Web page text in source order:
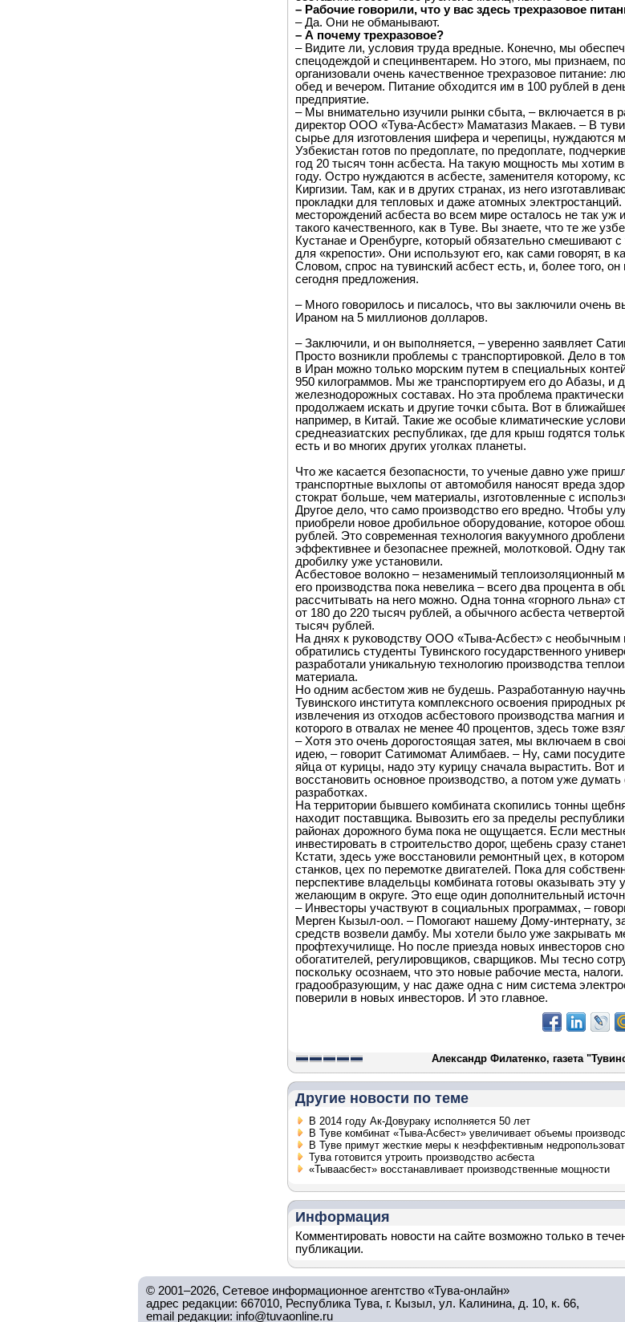
– Рабочие говорили, что у вас здесь трехразовое
– Да. Они не обманывают.
– А почему трехразовое?
– Видите ли, условия труда вредные. Конечно, мы
спецодеждой и специнвентарем. Но этого, мы признаем,
организовали очень качественное трехразовое питание:
обед и вечером. Питание обходится им в 100 рублей в
предприятие.
– Мы внимательно изучили рынки сбыта, – включается в
директор ООО «Тува-Асбест» Маматазиз Макаев. – В
сырье для изготовления шифера и черепицы, нуждаются
Узбекистан готов по предоплате, по предоплате,
год 20 тысяч тонн асбеста. На такую мощность мы хотим
году. Остро нуждаются в асбесте, заменителя которому,
Киргизии. Там, как и в других странах, из него
прокладки для тепловых и даже атомных
месторождений асбеста во всем мире осталось не так уж
такого качественного, как в Туве. Вы знаете, что те же
Кустанае и Оренбурге, который обязательно смешивают
для «крепости». Они используют его, как сами говорят, в
Словом, спрос на тувинский асбест есть, и, более того,
сегодня предложения.
– Много говорилось и писалось, что вы заключили очень
Ираном на 5 миллионов долларов.
– Заключили, и он выполняется, – уверенно заявляет
Просто возникли проблемы с транспортировкой. Дело в
в Иран можно только морским путем в специальных
950 килограммов. Мы же транспортируем его до Абазы, и
железнодорожных составах. Но эта проблема
продолжаем искать и другие точки сбыта. Вот в
например, в Китай. Такие же особые климатические
среднеазиатских республиках, где для крыш годятся
есть и во многих других уголках планеты.
Что же касается безопасности, то ученые давно уже
транспортные выхлопы от автомобиля наносят вреда
стократ больше, чем материалы, изготовленные с
Другое дело, что само производство его вредно. Чтобы
приобрели новое дробильное оборудование, которое
рублей. Это современная технология вакуумного
эффективнее и безопаснее прежней, молотковой. Одну
дробилку уже установили.
Асбестовое волокно – незаменимый теплоизоляционный
его производства пока невелика – всего два процента в
рассчитывать на него можно. Одна тонна «горного льна»
от 180 до 220 тысяч рублей, а обычного асбеста
тысяч рублей.
На днях к руководству ООО «Тыва-Асбест» с необычным
обратились студенты Тувинского государственного
разработали уникальную технологию производства
материала.
Но одним асбестом жив не будешь. Разработанную
Тувинского института комплексного освоения природных
извлечения из отходов асбестового производства магния
которого в отвалах не менее 40 процентов, здесь тоже
– Хотя это очень дорогостоящая затея, мы включаем в
идею, – говорит Сатимомат Алимбаев. – Ну, сами
яйца от курицы, надо эту курицу сначала вырастить. Вот
восстановить основное производство, а потом уже
разработках.
На территории бывшего комбината скопились тонны
находит поставщика. Вывозить его за пределы
районах дорожного бума пока не ощущается. Если
инвестировать в строительство дорог, щебень сразу
Кстати, здесь уже восстановили ремонтный цех, в
станков, цех по перемотке двигателей. Пока для
перспективе владельцы комбината готовы оказывать эту
желающим в округе. Это еще один дополнительный
– Инвесторы участвуют в социальных программах, –
Мерген Кызыл-оол. – Помогают нашему Дому-интернату,
средств возвели дамбу. Мы хотели было уже закрывать
профтехучилище. Но после приезда новых инвесторов
обогатителей, регулировщиков, сварщиков. Мы тесно
поскольку осознаем, что это новые рабочие места,
градообразующим, у нас даже одна с ним система
поверили в новых инвесторов. И это главное.
Александр Филатенко, газета
Другие новости по теме
В 2014 году Ак-Довураку исполняется 50 лет
В Туве комбинат «Тыва-Асбест» увеличивает объемы
В Туве примут жесткие меры к неэффективным
Тува готовится утроить производство асбеста
«Тываасбест» восстанавливает производственные мощности
Информация
Комментировать новости на сайте возможно только в
публикации.
© 2001–2026, Сетевое информационное агентство «Тува-онлайн»
адрес редакции: 667010, Республика Тува, г. Кызыл, ул. Калинина, д. 10, к. 66,
email редакции: info@tuvaonline.ru